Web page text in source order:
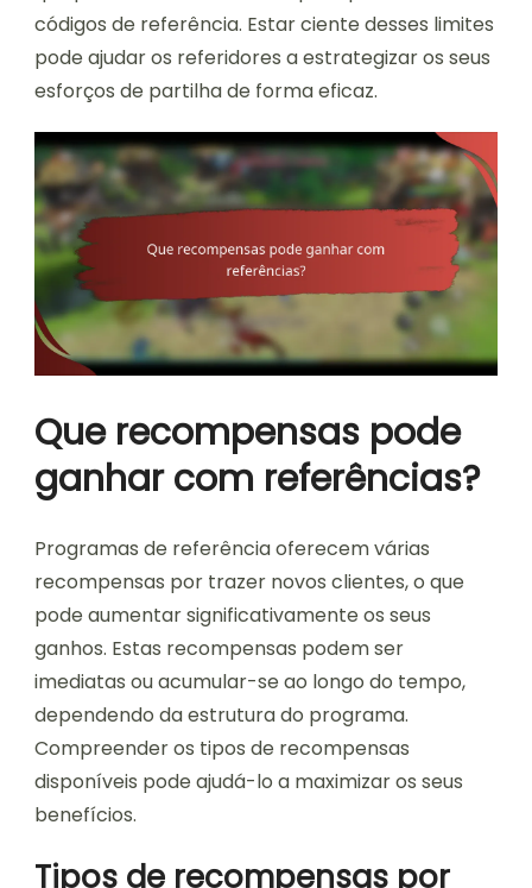
códigos de referência. Estar ciente desses limites
pode ajudar os referidores a estrategizar os seus
esforços de partilha de forma eficaz.
Que recompensas pode
ganhar com referências?
Programas de referência oferecem várias
recompensas por trazer novos clientes, o que
pode aumentar significativamente os seus
ganhos. Estas recompensas podem ser
imediatas ou acumular-se ao longo do tempo,
dependendo da estrutura do programa.
Compreender os tipos de recompensas
disponíveis pode ajudá-lo a maximizar os seus
benefícios.
Tipos de recompensas por